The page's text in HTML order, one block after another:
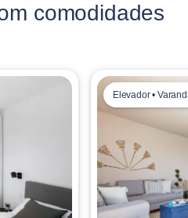
comodidades
Elevador •